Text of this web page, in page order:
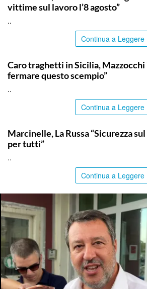
vittime sul lavoro l’8 agosto”
..
Continua a Leggere
Caro traghetti in Sicilia, Mazzocchi
fermare questo scempio”
..
Continua a Leggere
Marcinelle, La Russa “Sicurezza
per tutti”
..
Continua a Leggere